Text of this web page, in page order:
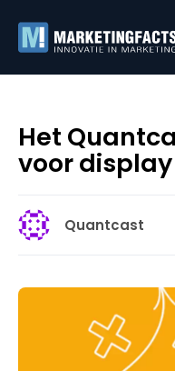
Het
voor
Quantcast